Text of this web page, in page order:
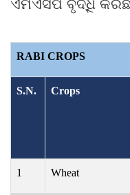
ଏମଏସପି ବୃଦ୍ଧି
RABI CROPS
S.N. Crops
1 Wheat